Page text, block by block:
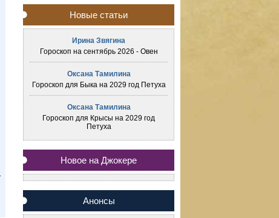
Новые статьи
Ирина Звягина
Гороскоп на сентябрь 2026 - Овен
Оксана Тамилина
Гороскоп для Быка на 2029 год Петуха
Оксана Тамилина
Гороскоп для Крысы на 2029 год
Петуха
Новое на Джокере
Анонсы